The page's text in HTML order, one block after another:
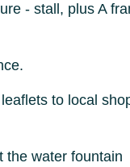
- stall, plus A
to local
the water fountain